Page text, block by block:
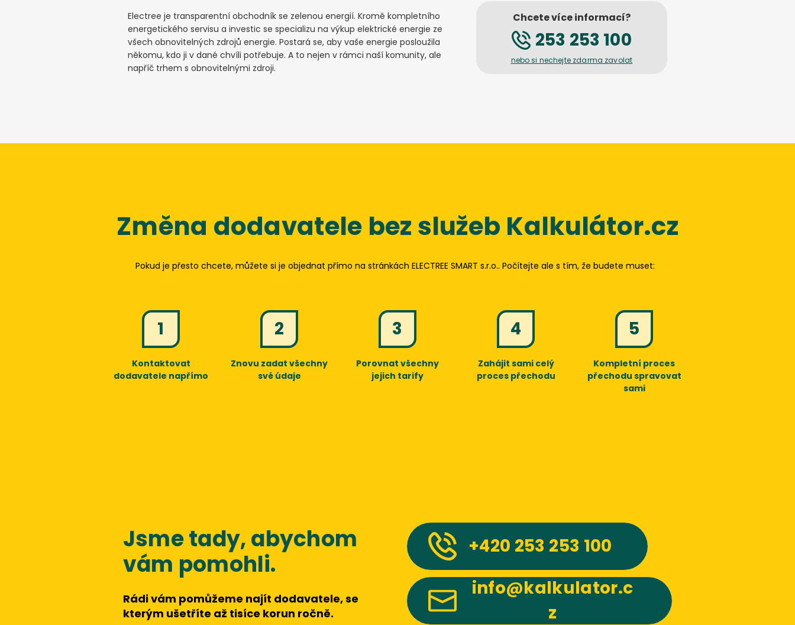
Electree je transparentní obchodník se zelenou energií. Kromě kompletního
energetického servisu a investic se specializu na výkup elektrické energie ze
všech obnovitelných zdrojů energie. Postará se, aby vaše energie posloužila
někomu, kdo ji v dané chvíli potřebuje. A to nejen v rámci naší komunity, ale
napříč trhem s obnovitelnými zdroji.
Chcete více informací?
253 253 100
nebo si nechejte zdarma zavolat
Změna dodavatele bez služeb Kalkulátor.cz
Pokud je přesto chcete, můžete si je objednat přímo na stránkách ELECTREE SMART s.r.o.. Počítejte ale s tím, že budete muset:
1
Kontaktovat
dodavatele napřímo
2
Znovu zadat všechny
své údaje
3
Porovnat všechny
jejich tarify
4
Zahájit sami celý
proces přechodu
5
Kompletní proces
přechodu spravovat
sami
Jsme tady, abychom
vám pomohli.
Rádi vám pomůžeme najít dodavatele, se
kterým ušetříte až tisíce korun ročně.
+420 253 253 100
info@kalkulator.c
z